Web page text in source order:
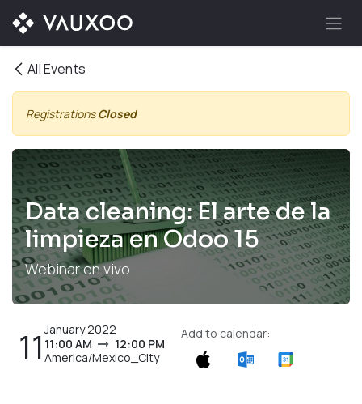
Skip to Content
All Events
RegistrationsClosed
Data cleaning: El arte de la
limpieza en Odoo 15
Webinar en vivo
11January 2022
11:00 AM
12:00 PM
America/Mexico_City
Add to calendar: